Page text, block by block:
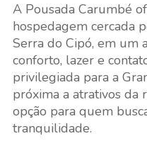
A Pousada Carumbé
hospedagem cercada
Serra do Cipó, em um
conforto, lazer e
privilegiada para a
próxima a atrativos da
opção para quem
tranquilidade.